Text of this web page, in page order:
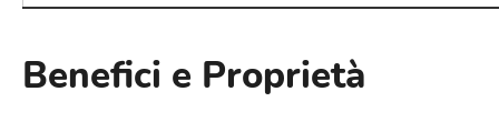
Benefici e Proprietà